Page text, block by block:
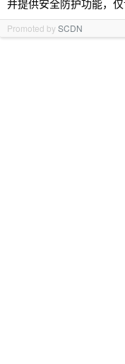
并提供安全防护功能，
Promoted bySCDN